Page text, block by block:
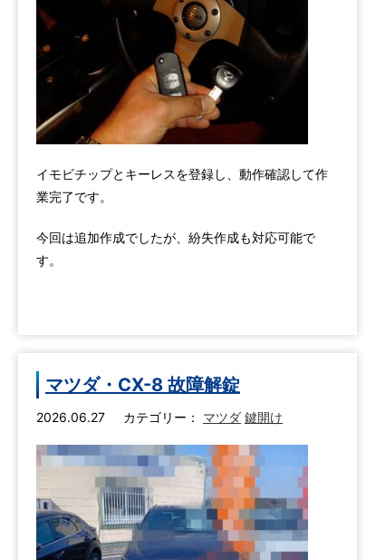
イモビチップとキーレスを登録し、動作確認して作
業完了です。
今回は追加作成でしたが、紛失作成も対応可能で
す。
マツダ・CX-8 故障解錠
2026.06.27 カテゴリー： マツダ 鍵開け